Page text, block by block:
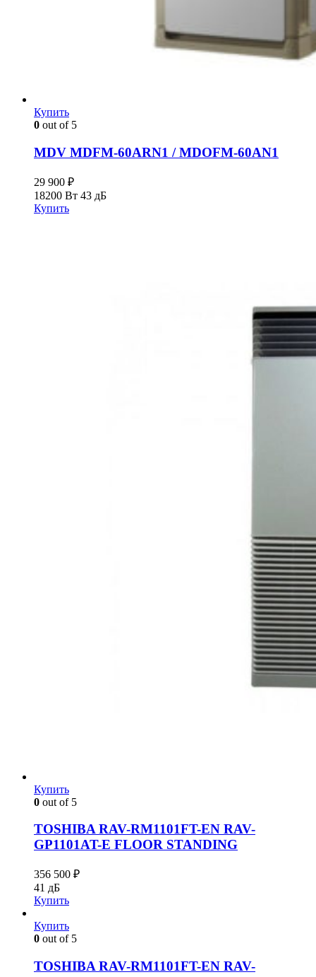
Купить
0 out of 5
MDV MDFM-60ARN1 / MDOFM-60AN1
29 900 ₽
18200 Вт 43 дБ
Купить
Купить
0 out of 5
TOSHIBA RAV-RM1101FT-EN RAV-
GP1101AT-E FLOOR STANDING
356 500 ₽
41 дБ
Купить
Купить
0 out of 5
TOSHIBA RAV-RM1101FT-EN RAV-